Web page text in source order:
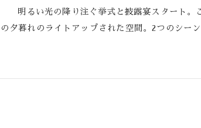
明るい光の降り注ぐ挙式と披露宴スタート
の夕暮れのライトアップされた空間。2つのシー